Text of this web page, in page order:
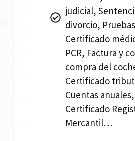
judicial,
divorcio,
Certificado
PCR, Factura y
compra del
Certificado
Cuentas anuales,
Certificado
Mercantil…